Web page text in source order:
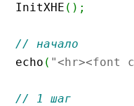
			InitXHE
( ) ;
// начало
			echo
( "<hr><font
// 1 шаг